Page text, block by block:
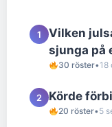
1
Vilken
sjunga på
30 röster•18
2 Körde
20 röster•5